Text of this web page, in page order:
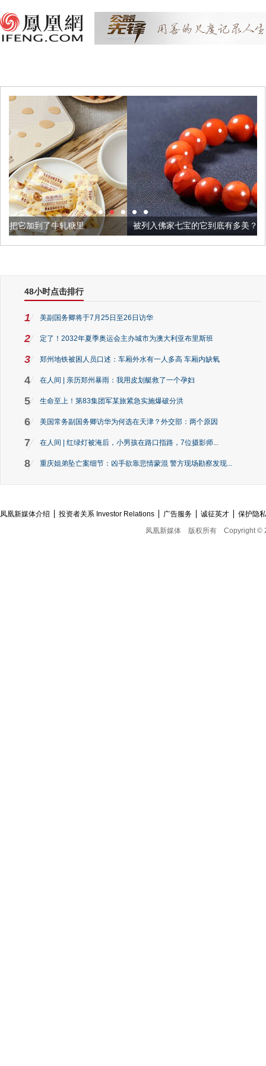
被列入佛家七宝的它到底有多美？
48小时点击排行
1 美副国务卿将于7月25日至26日访华
2 定了！2032年夏季奥运会主办城市为澳大利亚布里斯班
3 郑州地铁被困人员口述：车厢外水有一人多高 车厢内缺氧
4 在人间 | 亲历郑州暴雨：我用皮划艇救了一个孕妇
5 生命至上！第83集团军某旅紧急实施爆破分洪
6 美国常务副国务卿访华为何选在天津？外交部：两个原因
7 在人间 | 红绿灯被淹后，小男孩在路口指路，7位摄影师...
8 重庆姐弟坠亡案细节：凶手欲靠悲情蒙混 警方现场勘察发现...
凤凰新媒体介绍 投资者关系 Investor Relations 广告服务 诚征英才
保护隐
凤凰新媒体
版权所有 Copyright ©